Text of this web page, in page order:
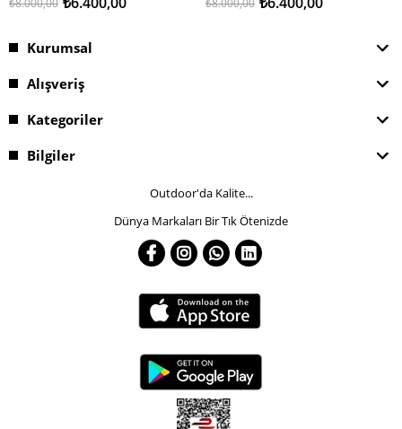
₺8.000,00 ₺8.000,00
Kurumsal
Alışveriş
Kategoriler
Bilgiler
Outdoor'da Kalite...
Dünya Markaları Bir Tık Ötenizde